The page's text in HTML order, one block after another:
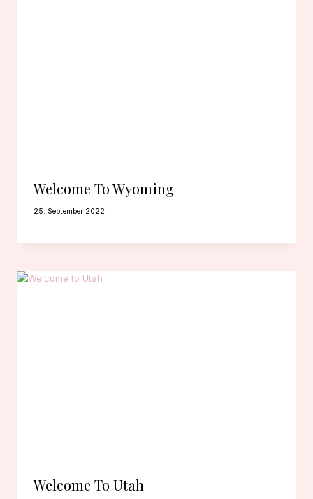
Welcome To Wyoming
25. September 2022
Welcome To Utah